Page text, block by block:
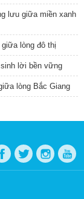
lưu giữa miền xanh
lòng đô thị
lời bền vững
lòng Bắc Giang